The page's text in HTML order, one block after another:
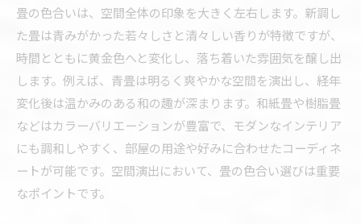
畳の色合いは、空間全体の印象を大きく左右します。新調し
た畳は青みがかった若々しさと清々しい香りが特徴ですが、
時間とともに黄金色へと変化し、落ち着いた雰囲気を醸し出
します。例えば、青畳は明るく爽やかな空間を演出し、経年
変化後は温かみのある和の趣が深まります。和紙畳や樹脂畳
などはカラーバリエーションが豊富で、モダンなインテリア
にも調和しやすく、部屋の用途や好みに合わせたコーディネ
ートが可能です。空間演出において、畳の色合い選びは重要
なポイントです。